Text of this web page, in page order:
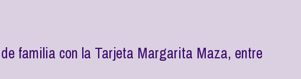
familia con la Tarjeta Margarita Maza, entre